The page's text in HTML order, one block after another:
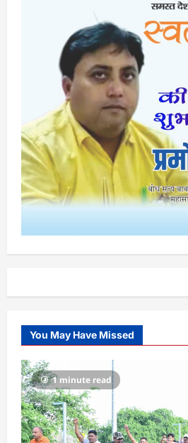
You May Have Missed
1 minute read